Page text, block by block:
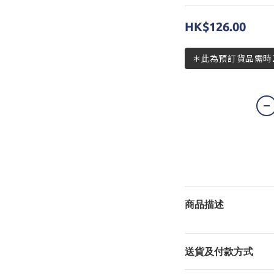
HK$126.00
＊此為預訂貨品需
商品描述
送貨及付款方式